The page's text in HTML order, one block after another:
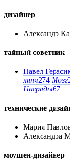
дизайнер
Александр
тайный советник
Павел
линч274 Мозг
Награды67
технические
Мария
Александра
моушен-дизайнер